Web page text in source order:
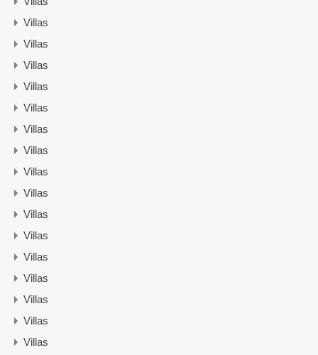
Villas
Villas
Villas
Villas
Villas
Villas
Villas
Villas
Villas
Villas
Villas
Villas
Villas
Villas
Villas
Villas